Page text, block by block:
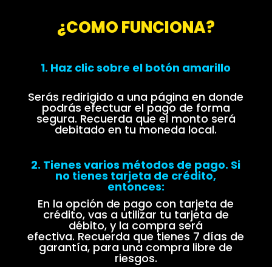
¿COMO FUNCIONA?
1. Haz clic sobre el botón amarillo
Serás redirigido a una página en donde
podrás efectuar el pago de forma
segura. Recuerda que el monto será
debitado en tu moneda local.
2. Tienes varios métodos de pago. Si
no tienes tarjeta de crédito,
entonces:
En la opción de pago con tarjeta de
crédito, vas a utilizar tu tarjeta de
débito, y la compra será
efectiva. Recuerda que tienes 7 días de
garantía, para una compra libre de
riesgos.